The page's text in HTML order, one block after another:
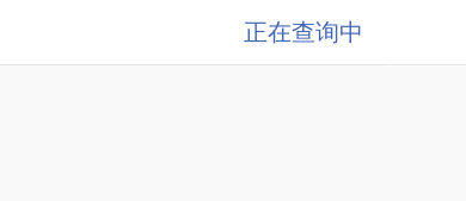
正在查询中